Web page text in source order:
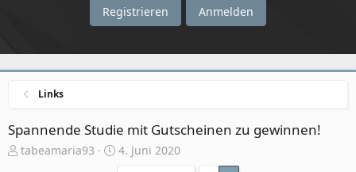
Registrieren Anmelden
Links
Spannende Studie mit Gutscheinen zu gewinnen!
E
tabeamaria93
E
4. Juni 2020